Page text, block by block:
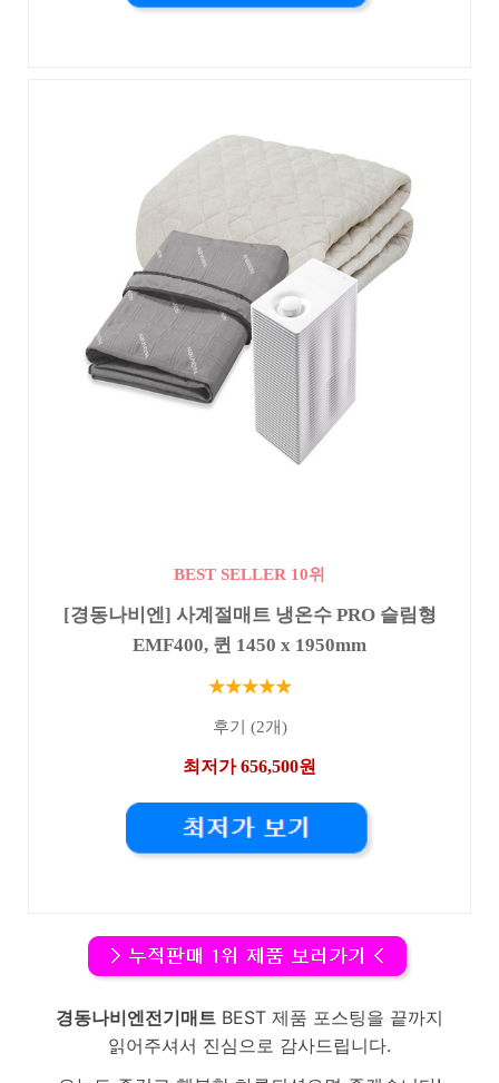
BEST SELLER 10위
[경동나비엔] 사계절매트 냉온수 PRO 슬림형
EMF400, 퀸 1450 x 1950mm
★★★★★
후기 (2개)
최저가 656,500원
경동나비엔전기매트 BEST 제품 포스팅을 끝까지
읽어주셔서 진심으로 감사드립니다.